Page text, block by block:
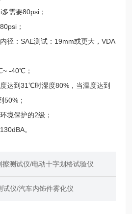
需要80psi；
；
：SAE测试：19mm或更大，VDA
-40℃；
到31℃时湿度80%，当温度达到
；
保护的2级；
。
擦测试仪/电动十字划格试验仪
试仪/汽车内饰件雾化仪